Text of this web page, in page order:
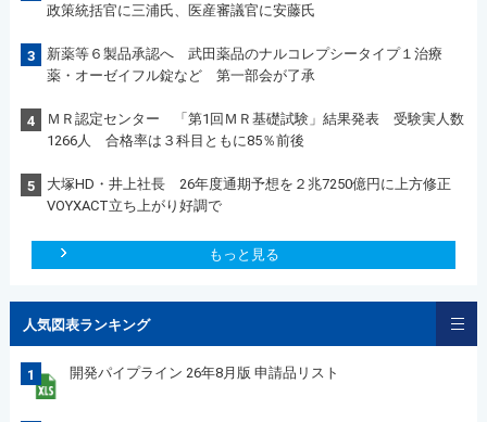
政策統括官に三浦氏、医産審議官に安藤氏
3
新薬等６製品承認へ 武田薬品のナルコレプシータイプ１治療
薬・オーゼイフル錠など 第一部会が了承
4
ＭＲ認定センター 「第1回ＭＲ基礎試験」結果発表 受験実人数
1266人 合格率は３科目ともに85％前後
5
大塚HD・井上社長 26年度通期予想を２兆7250億円に上方修正
VOYXACT立ち上がり好調で
もっと見る
人気図表ランキング
1 開発パイプライン 26年8月版 申請品リスト